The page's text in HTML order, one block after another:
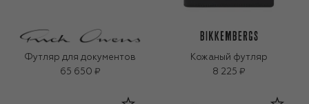
Футляр для документов
65 650 ₽
Кожаный футляр
8 225 ₽